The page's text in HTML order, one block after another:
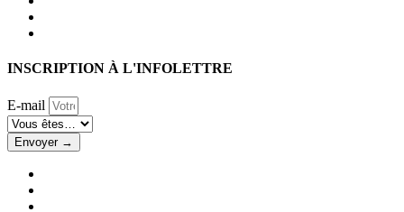
INSCRIPTION À L'INFOLETTRE
E-mail
Envoyer →